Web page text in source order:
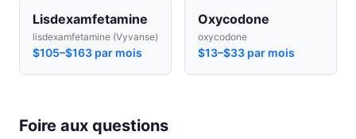
Lisdexamfetamine
lisdexamfetamine (Vyvanse)
$105–$163 par mois
Oxycodone
oxycodone
$13–$33 par mois
Foire aux questions